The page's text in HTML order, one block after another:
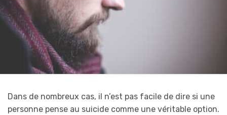
Dans de nombreux cas, il n’est pas facile de dire si une
personne pense au suicide comme une véritable option.